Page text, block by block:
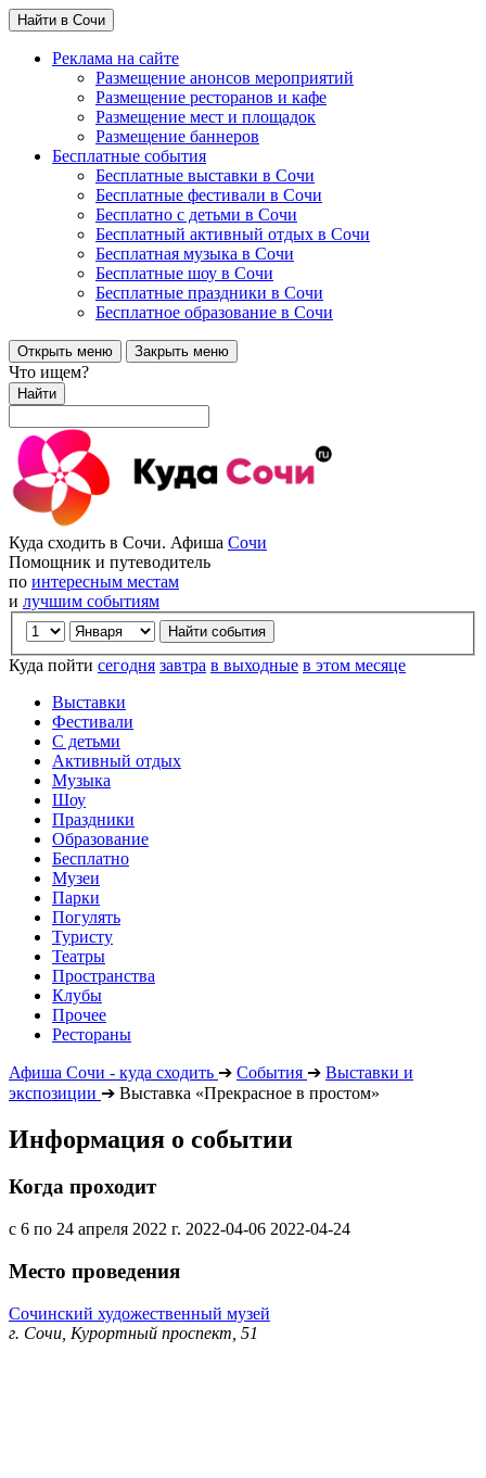
Найти в Сочи
Реклама на сайте
Размещение анонсов мероприятий
Размещение ресторанов и кафе
Размещение мест и площадок
Размещение баннеров
Бесплатные события
Бесплатные выставки в Сочи
Бесплатные фестивали в Сочи
Бесплатно с детьми в Сочи
Бесплатный активный отдых в Сочи
Бесплатная музыка в Сочи
Бесплатные шоу в Сочи
Бесплатные праздники в Сочи
Бесплатное образование в Сочи
Открыть меню Закрыть меню
Что ищем?
Найти
Куда сходить в Сочи. Афиша Сочи
Помощник и путеводитель
по интересным местам
и лучшим событиям
Куда пойти сегодня завтра в выходные в этом месяце
Выставки
Фестивали
С детьми
Активный отдых
Музыка
Шоу
Праздники
Образование
Бесплатно
Музеи
Парки
Погулять
Туристу
Театры
Пространства
Клубы
Прочее
Рестораны
Афиша Сочи - куда сходить ➔ События ➔ Выставки и
экспозиции ➔ Выставка «Прекрасное в простом»
Информация о событии
Когда проходит
с 6 по 24 апреля 2022 г. 2022-04-06 2022-04-24
Место проведения
Сочинский художественный музей
г. Сочи, Курортный проспект, 51